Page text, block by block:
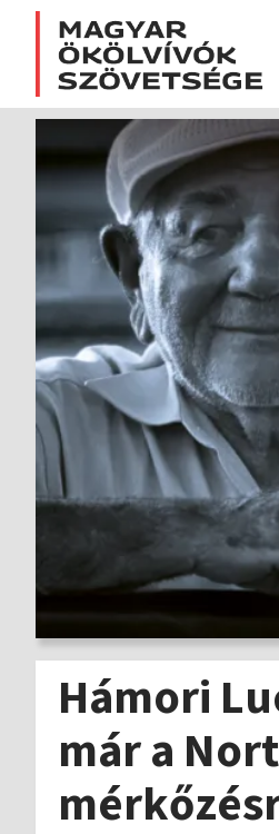
Hámori
már a